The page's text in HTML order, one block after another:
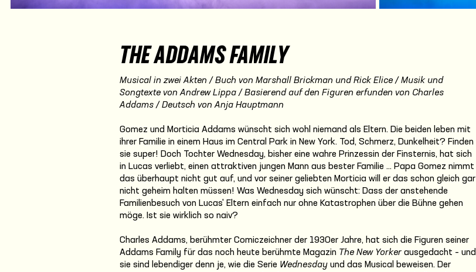
THE ADDAMS FAMILY
Musical in zwei Akten / Buch von Marshall Brickman und Rick Elice / Musik und
Songtexte von Andrew Lippa / Basierend auf den Figuren erfunden von Charles
Addams / Deutsch von Anja Hauptmann
Gomez und Morticia Addams wünscht sich wohl niemand als Eltern. Die beiden leben mit
ihrer Familie in einem Haus im Central Park in New York. Tod, Schmerz, Dunkelheit? Finden
sie super! Doch Tochter Wednesday, bisher eine wahre Prinzessin der Finsternis, hat sich
in Lucas verliebt, einen attraktiven jungen Mann aus bester Familie … Papa Gomez nimmt
das überhaupt nicht gut auf, und vor seiner geliebten Morticia will er das schon gleich gar
nicht geheim halten müssen! Was Wednesday sich wünscht: Dass der anstehende
Familienbesuch von Lucas' Eltern einfach nur ohne Katastrophen über die Bühne gehen
möge. Ist sie wirklich so naiv?
Charles Addams, berühmter Comiczeichner der 1930er Jahre, hat sich die Figuren seiner
Addams Family für das noch heute berühmte Magazin The New Yorker ausgedacht – und
sie sind lebendiger denn je, wie die Serie Wednesday und das Musical beweisen. Der